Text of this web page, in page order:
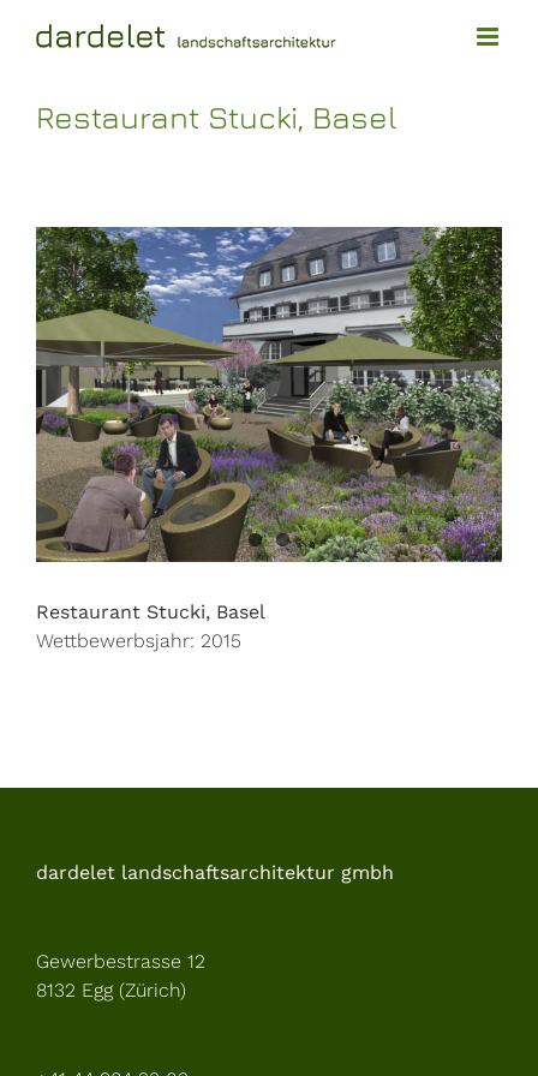
Restaurant Stucki, Basel
Restaurant Stucki, Basel
Wettbewerbsjahr: 2015
dardelet landschaftsarchitektur gmbh
Gewerbestrasse 12
8132 Egg (Zürich)